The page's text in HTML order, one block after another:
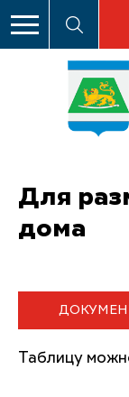
Для
дома
Таблицу